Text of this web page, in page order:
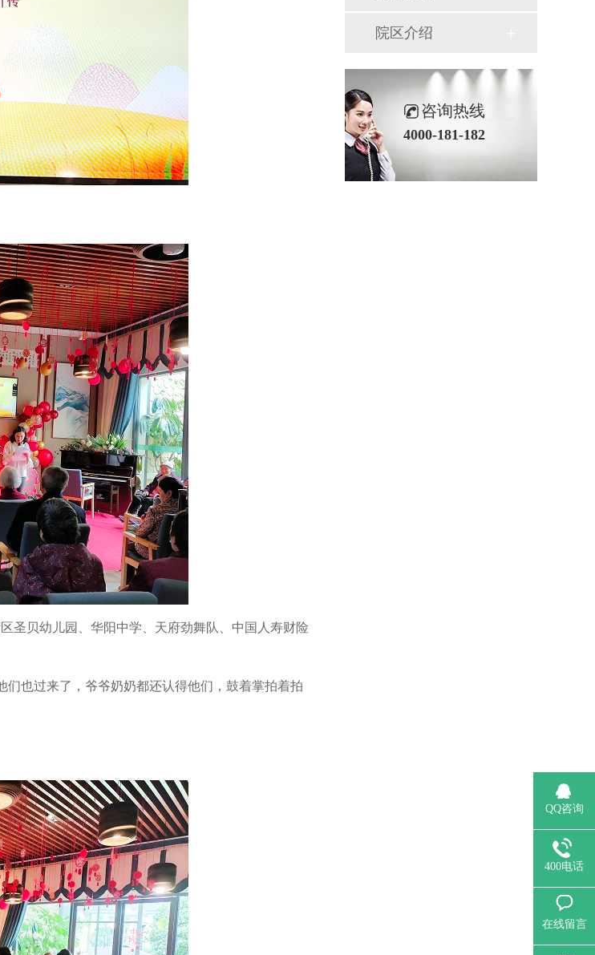
圣贝幼儿园、华阳中学、天府劲舞队、中国人寿财险
也过来了，爷爷奶奶都还认得他们，鼓着掌拍着拍
院区介绍
咨询热线
4000-181-182
QQ咨询
400电话
在线留言